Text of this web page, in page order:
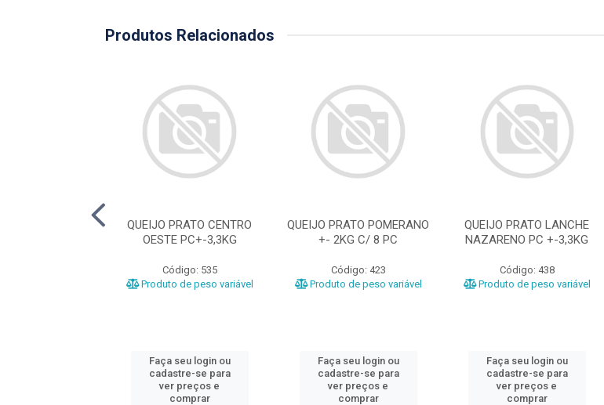
Produtos Relacionados
QUEIJO PRATO CENTRO
OESTE PC+-3,3KG
Código: 535
Produto de peso variável
Faça seu login ou
cadastre-se para
ver preços e
comprar
QUEIJO PRATO POMERANO
+- 2KG C/ 8 PC
Código: 423
Produto de peso variável
Faça seu login ou
cadastre-se para
ver preços e
comprar
QUEIJO PRATO LANCHE
NAZARENO PC +-3,3KG
Código: 438
Produto de peso variável
Faça seu login ou
cadastre-se para
ver preços e
comprar